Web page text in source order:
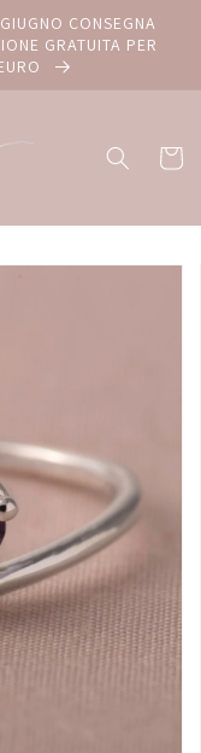
CONSEGNA
GRATUITA PER
Carrello